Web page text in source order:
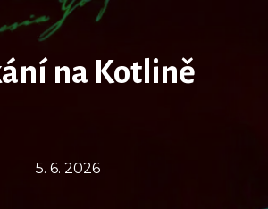
na Kotlině
5. 6. 2026